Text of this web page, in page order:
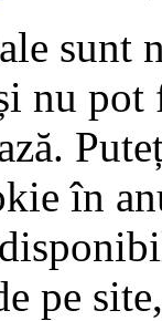
sunt
nu
în
pe